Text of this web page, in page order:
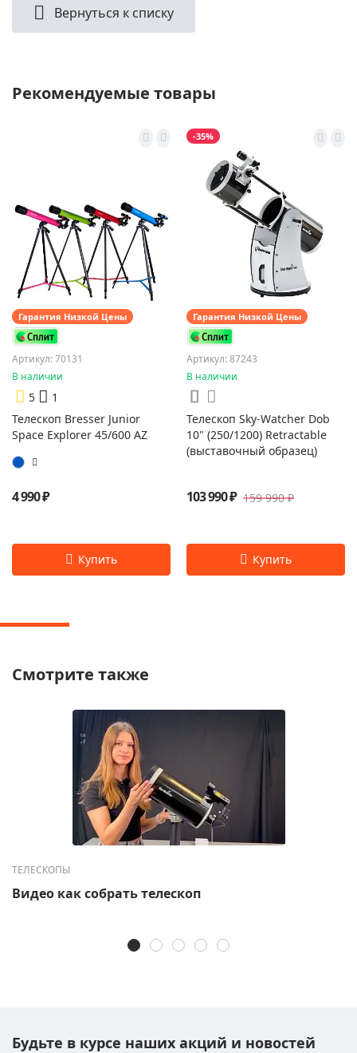
Вернуться к списку
Рекомендуемые товары
Гарантия Низкой Цены
Артикул: 70131
В наличии
5
1
Телескоп Bresser Junior
Space Explorer 45/600 AZ
4 990 ₽
-35%
Гарантия Низкой Цены
Артикул: 87243
В наличии
Телескоп Sky-Watcher Dob
10" (250/1200) Retractable
(выставочный образец)
103 990 ₽ 159 990 ₽
Смотрите также
ТЕЛЕСКОПЫ
Видео как собрать телескоп
Будьте в курсе наших акций и новостей